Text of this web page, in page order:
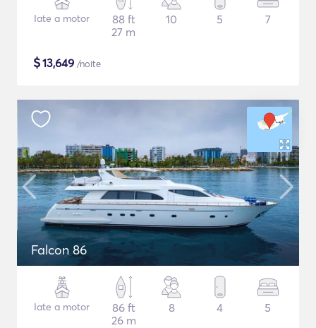
Iate a motor
88 ft
27 m
10 5 7
$13,649 /noite
Falcon 86
Iate a motor
86 ft
26 m
8 4 5